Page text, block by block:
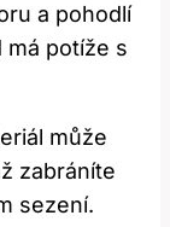
a pohodlí
má potíže s
může
zabráníte
sezení.